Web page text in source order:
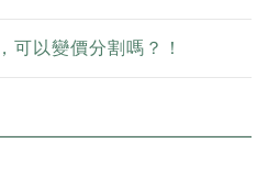
可以變價分割嗎？！